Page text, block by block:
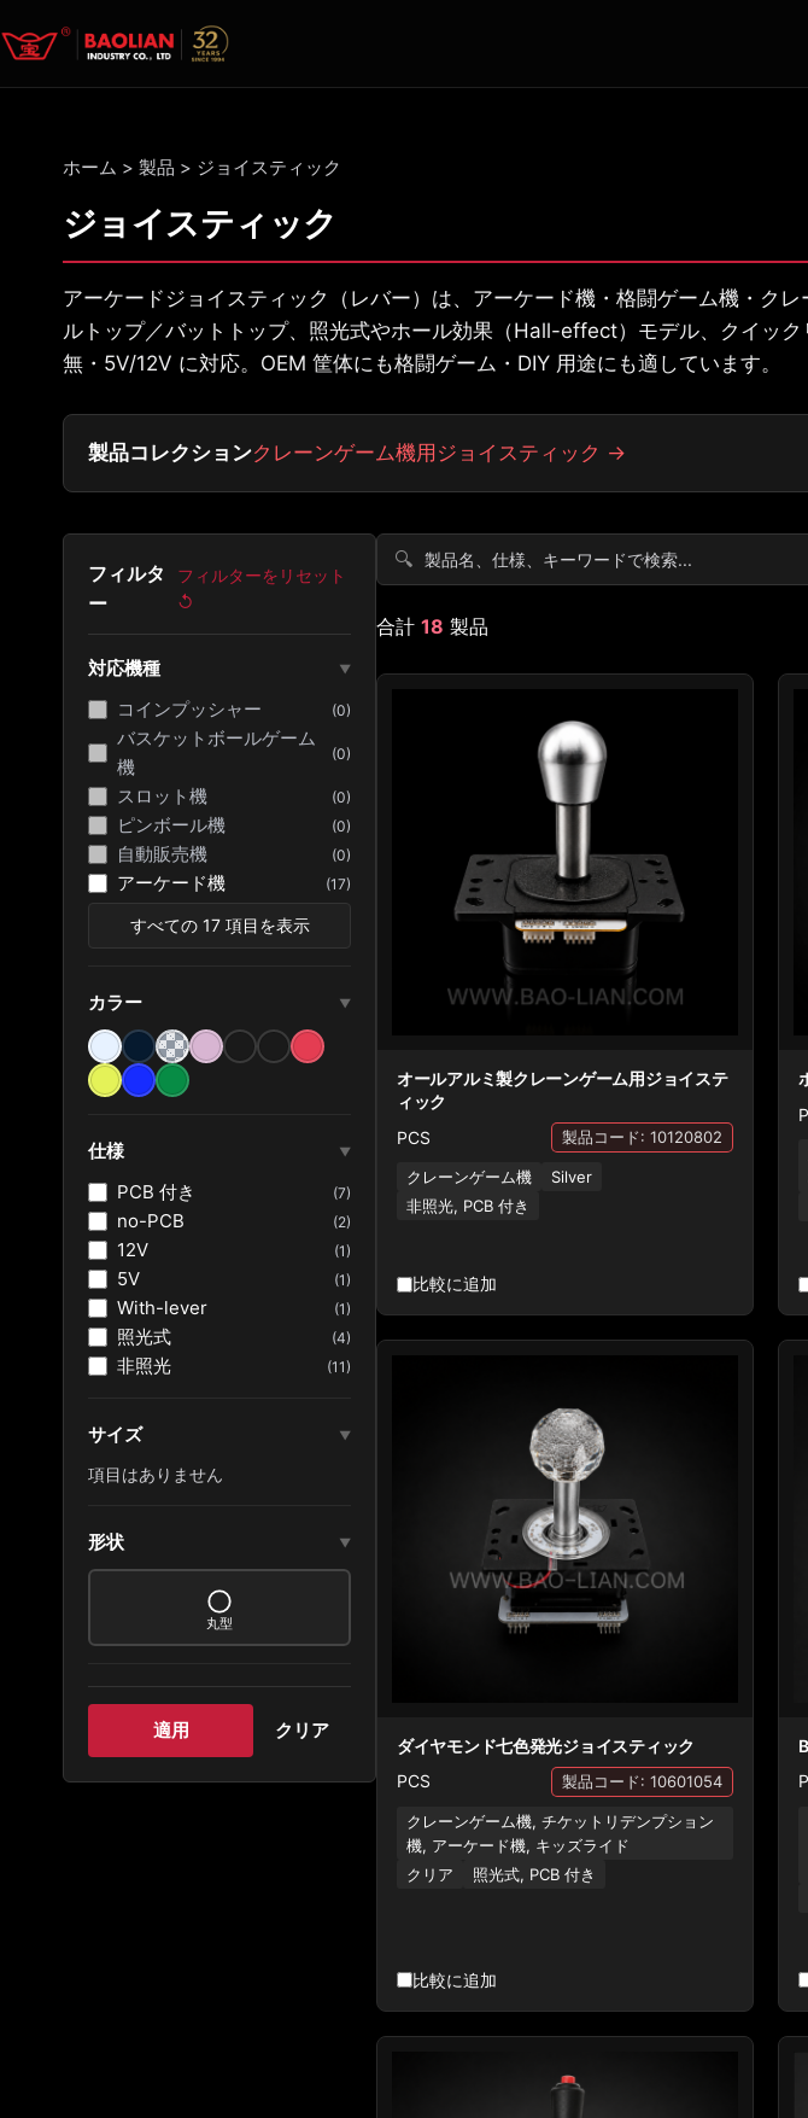
ホーム > 製品 > ジョイスティック
ジョイスティック
アーケードジョイスティック（レバー）は、アーケード機・格闘ゲーム機・ク
ルトップ／バットトップ、照光式やホール効果（Hall-effect）モデル、クイッ
無・5V/12V に対応。OEM 筐体にも格闘ゲーム・DIY 用途にも適しています。
製品コレクションクレーンゲーム機用ジョイスティック →
フィルタ
ー
フィルターをリセット
↺
対応機種 ▼
コインプッシャー (0)
バスケットボールゲーム
機
(0)
スロット機 (0)
ピンボール機 (0)
自動販売機 (0)
アーケード機 (17)
すべての 17 項目を表示
カラー ▼
仕様 ▼
PCB 付き (7)
no-PCB (2)
12V (1)
5V (1)
With-lever (1)
照光式 (4)
非照光 (11)
サイズ ▼
項目はありません
形状 ▼
丸型
適用 クリア
🔍
合計 18 製品
オールアルミ製クレーンゲーム用ジョイステ
ィック
PCS
製品コード: 10120802
クレーンゲーム機
Silver
非照光, PCB 付き
比較に追加
ダイヤモンド七色発光ジョイスティック
PCS
製品コード: 10601054
クレーンゲーム機, チケットリデンプション
機, アーケード機, キッズライド
クリア
照光式, PCB 付き
比較に追加